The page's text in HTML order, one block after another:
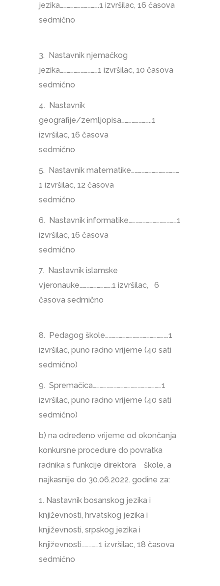
jezika…………………………….1 izvršilac, 16 časova
sedmično
3. Nastavnik njemačkog
jezika……………………………1 izvršilac, 10 časova
sedmično
4. Nastavnik
geografije/zemljopisa……………………..1
izvršilac, 16 časova
sedmično
5. Nastavnik matematike……………………………………
1 izvršilac, 12 časova
sedmično
6. Nastavnik informatike……………………………………1
izvršilac, 16 časova
sedmično
7. Nastavnik islamske
vjeronauke……………………….1 izvršilac, 6
časova sedmično
8. Pedagog škole……………………………………………….1
izvršilac, puno radno vrijeme (40 sati
sedmično)
9. Spremačica……………………………………………………1
izvršilac, puno radno vrijeme (40 sati
sedmično)
b) na određeno vrijeme od okončanja
konkursne procedure do povratka
radnika s funkcije direktora škole, a
najkasnije do 30.06.2022. godine za:
1. Nastavnik bosanskog jezika i
književnosti, hrvatskog jezika i
književnosti, srpskog jezika i
književnosti……………1 izvršilac, 18 časova
sedmično